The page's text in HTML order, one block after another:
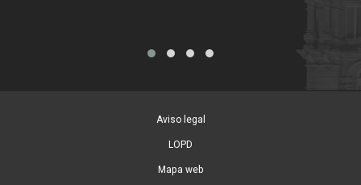
Aviso legal
LOPD
Mapa web